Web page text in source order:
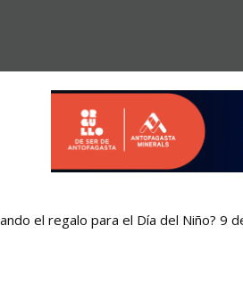
el regalo para el Día del Niño? 9
de Antofagasta contará con